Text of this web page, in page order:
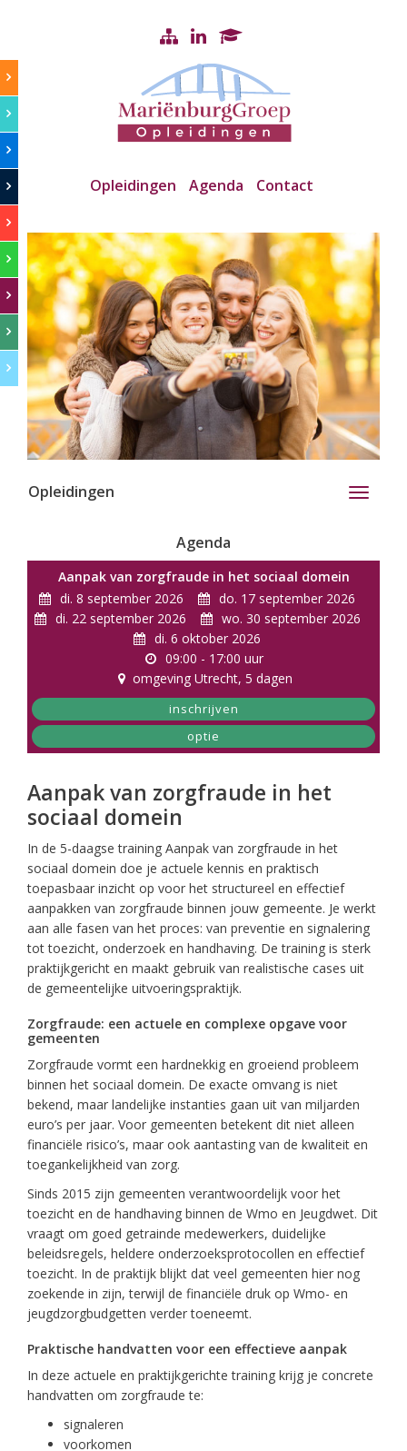
Opleidingen Agenda Contact
Toggle
Opleidingen
Agenda
Aanpak van zorgfraude in het sociaal domein
di. 8 september 2026
do. 17 september 2026
di. 22 september 2026
wo. 30 september 2026
di. 6 oktober 2026
09:00 - 17:00 uur
omgeving Utrecht, 5 dagen
inschrijven
optie
Aanpak van zorgfraude in het
sociaal domein
In de 5-daagse training Aanpak van zorgfraude in het
sociaal domein doe je actuele kennis en praktisch
toepasbaar inzicht op voor het structureel en effectief
aanpakken van zorgfraude binnen jouw gemeente. Je werkt
aan alle fasen van het proces: van preventie en signalering
tot toezicht, onderzoek en handhaving. De training is sterk
praktijkgericht en maakt gebruik van realistische cases uit
de gemeentelijke uitvoeringspraktijk.
Zorgfraude: een actuele en complexe opgave voor
gemeenten
Zorgfraude vormt een hardnekkig en groeiend probleem
binnen het sociaal domein. De exacte omvang is niet
bekend, maar landelijke instanties gaan uit van miljarden
euro’s per jaar. Voor gemeenten betekent dit niet alleen
financiële risico’s, maar ook aantasting van de kwaliteit en
toegankelijkheid van zorg.
Sinds 2015 zijn gemeenten verantwoordelijk voor het
toezicht en de handhaving binnen de Wmo en Jeugdwet. Dit
vraagt om goed getrainde medewerkers, duidelijke
beleidsregels, heldere onderzoeksprotocollen en effectief
toezicht. In de praktijk blijkt dat veel gemeenten hier nog
zoekende in zijn, terwijl de financiële druk op Wmo- en
jeugdzorgbudgetten verder toeneemt.
Praktische handvatten voor een effectieve aanpak
In deze actuele en praktijkgerichte training krijg je concrete
handvatten om zorgfraude te:
signaleren
voorkomen